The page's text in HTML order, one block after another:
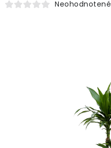
ŽIVÉ STENY Neohodnotené